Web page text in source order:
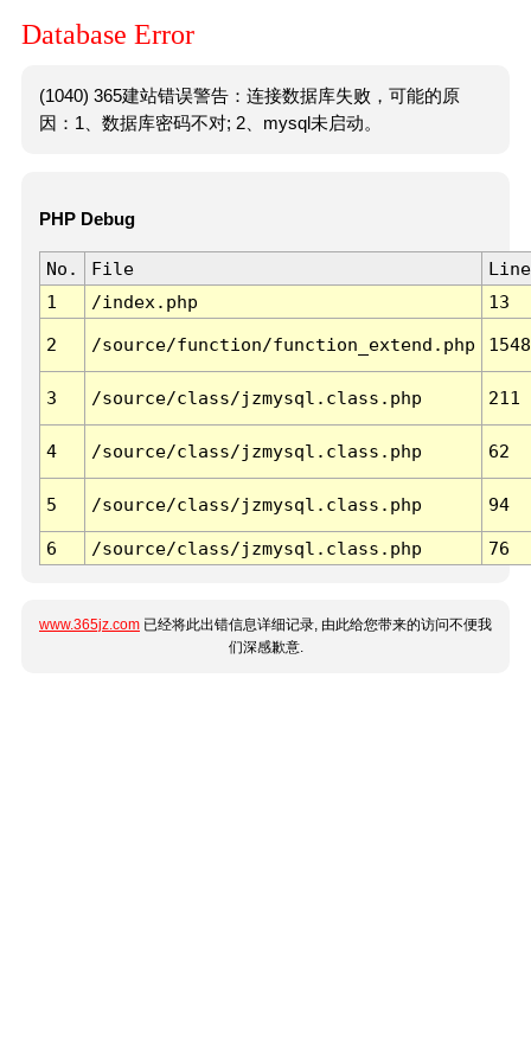
Database Error
(1040) 365建站错误警告：连接数据库失败，可能的原
因：1、数据库密码不对; 2、mysql未启动。
PHP Debug
No. File
Line
1
/index.php 13
2 /source/function/function_extend.php 1548
3 /source/class/jzmysql.class.php 211
4 /source/class/jzmysql.class.php 62
5 /source/class/jzmysql.class.php 94
6 /source/class/jzmysql.class.php 76
www.365jz.com 已经将此出错信息详细记录, 由此给您带来的访问不便我
们深感歉意.